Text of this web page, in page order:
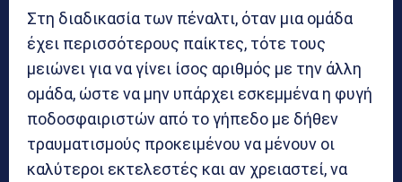
Στη διαδικασία των πέναλτι, όταν μια ομάδα
έχει περισσότερους παίκτες, τότε τους
μειώνει για να γίνει ίσος αριθμός με την άλλη
ομάδα, ώστε να μην υπάρχει εσκεμμένα η φυγή
ποδοσφαιριστών από το γήπεδο με δήθεν
τραυματισμούς προκειμένου να μένουν οι
καλύτεροι εκτελεστές και αν χρειαστεί, να